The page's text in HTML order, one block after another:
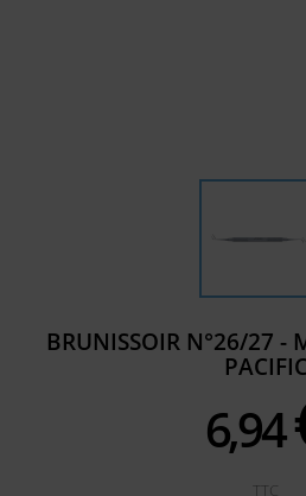
BRUNISSOIR N°26/27 -
PACIFIC
6,94
TTC